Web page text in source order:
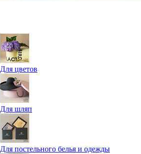
Для цветов
Для шляп
Для постельного белья и одежды